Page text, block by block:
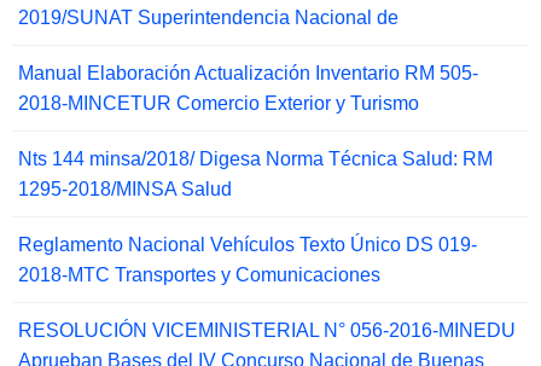
2019/SUNAT Superintendencia Nacional de
Manual Elaboración Actualización Inventario RM 505-
2018-MINCETUR Comercio Exterior y Turismo
Nts 144 minsa/2018/ Digesa Norma Técnica Salud: RM
1295-2018/MINSA Salud
Reglamento Nacional Vehículos Texto Único DS 019-
2018-MTC Transportes y Comunicaciones
RESOLUCIÓN VICEMINISTERIAL N° 056-2016-MINEDU
Aprueban Bases del IV Concurso Nacional de Buenas